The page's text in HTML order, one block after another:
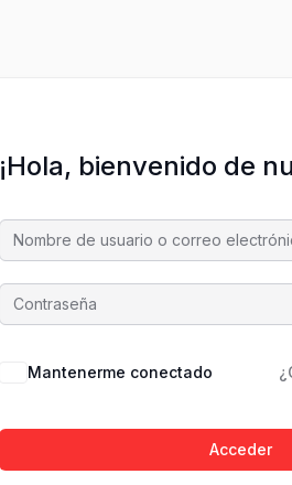
¡Hola, bienvenido de
Mantenerme conectado
Acceder